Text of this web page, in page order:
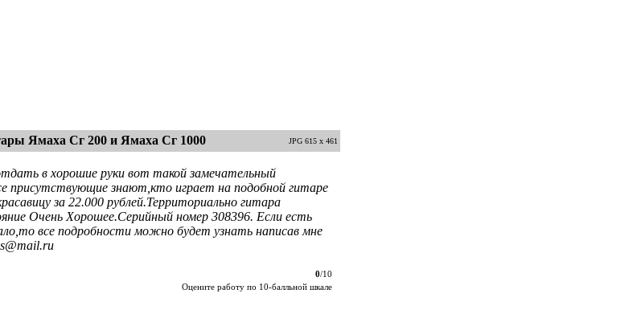
Ямаха Сг 200 и Ямаха Сг 1000 JPG 615 x 461
в хорошие руки вот такой замечательный
присутствующие знают,кто играет на подобной гитаре
за 22.000 рублей.Территориально гитара
Очень Хорошее.Серийный номер 308396. Если есть
все подробности можно будет узнать написав мне
0/10
Оцените работу по 10-балльной шкале